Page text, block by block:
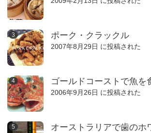
ポーク・クラックル
2007年8月29日 に投稿された
ゴールドコーストで魚を
2006年9月26日 に投稿された
オーストラリアで歯のホ